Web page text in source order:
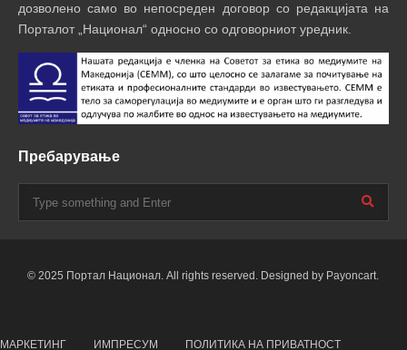
дозволено само во непосреден договор со редакцијата на
Порталот „Национал“ односно со одговорниот уредник.
Пребарување
© 2025 Портал Национал. All rights reserved. Designed by Payoncart.
МАРКЕТИНГ ИМПРЕСУМ ПОЛИТИКА НА ПРИВАТНОСТ